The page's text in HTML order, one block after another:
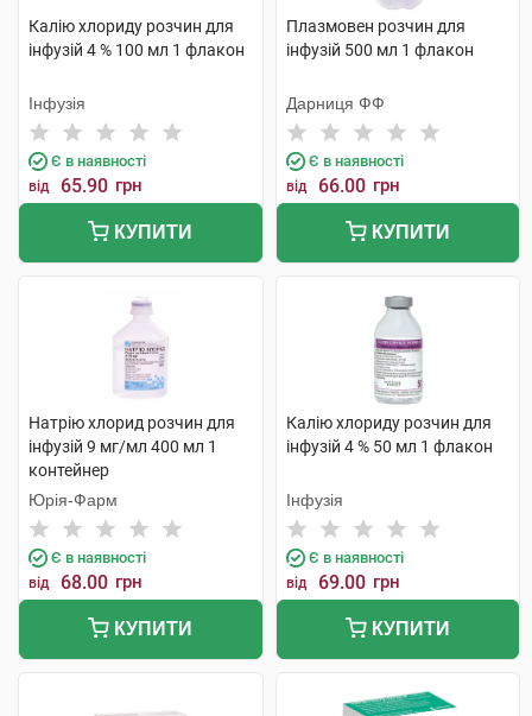
Калію хлориду розчин для
інфузій 4 % 100 мл 1 флакон
Інфузія
Є в наявності
від 65.90 грн
КУПИТИ
Плазмовен розчин для
інфузій 500 мл 1 флакон
Дарниця ФФ
Є в наявності
від 66.00 грн
КУПИТИ
Натрію хлорид розчин для
інфузій 9 мг/мл 400 мл 1
контейнер
Юрія-Фарм
Є в наявності
від 68.00 грн
КУПИТИ
Калію хлориду розчин для
інфузій 4 % 50 мл 1 флакон
Інфузія
Є в наявності
від 69.00 грн
КУПИТИ